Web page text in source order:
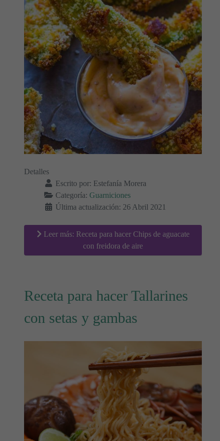
Detalles
Escrito por: Estefanía Morera
Categoría: Guarniciones
Última actualización: 26 Abril 2021
Leer más: Receta para hacer Chips de aguacate
con freidora de aire
Receta para hacer Tallarines
con setas y gambas